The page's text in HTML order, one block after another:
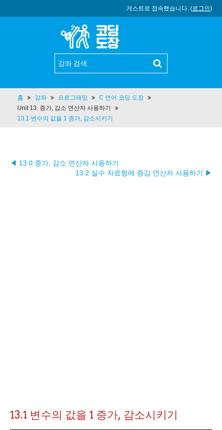
게스트로 접속했습니다. (로그인)
홈 강좌 프로그래밍
C 언어 코딩 도장
Unit 13. 증가, 감소 연산자 사용하기
13.1 변수의 값을 1 증가, 감소시키기
◀ 13.0 증가, 감소 연산자 사용하기
13.2 실수 자료형에 증감 연산자 사용하기 ▶︎
13.1 변수의 값을 1 증가, 감소시키기